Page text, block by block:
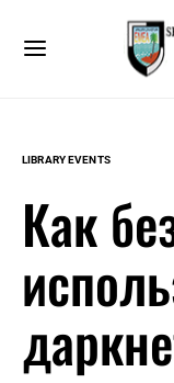
LIBRARY EVENTS
Как